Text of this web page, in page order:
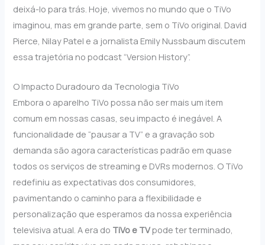
deixá-lo para trás. Hoje, vivemos no mundo que o TiVo
imaginou, mas em grande parte, sem o TiVo original. David
Pierce, Nilay Patel e a jornalista Emily Nussbaum discutem
essa trajetória no podcast “Version History”.
O Impacto Duradouro da Tecnologia TiVo
Embora o aparelho TiVo possa não ser mais um item
comum em nossas casas, seu impacto é inegável. A
funcionalidade de “pausar a TV” e a gravação sob
demanda são agora características padrão em quase
todos os serviços de streaming e DVRs modernos. O TiVo
redefiniu as expectativas dos consumidores,
pavimentando o caminho para a flexibilidade e
personalização que esperamos da nossa experiência
televisiva atual. A era do TiVo e TVpode ter terminado,